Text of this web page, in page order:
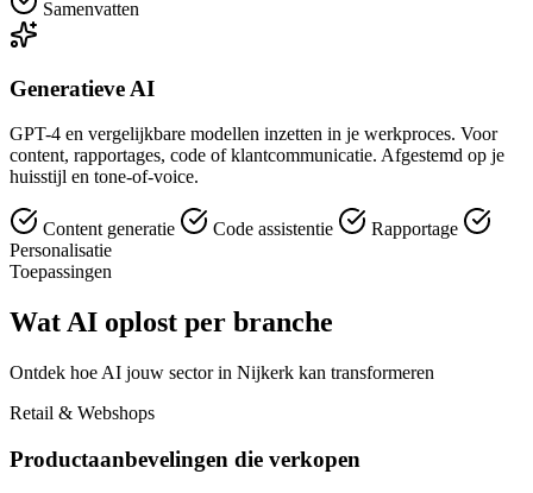
Samenvatten
Generatieve AI
GPT-4 en vergelijkbare modellen inzetten in je werkproces. Voor
content, rapportages, code of klantcommunicatie. Afgestemd op je
huisstijl en tone-of-voice.
Content generatie Code assistentie
Rapportage
Personalisatie
Toepassingen
Wat AI oplost per branche
Ontdek hoe AI jouw sector in Nijkerk kan transformeren
Retail & Webshops
Productaanbevelingen die verkopen